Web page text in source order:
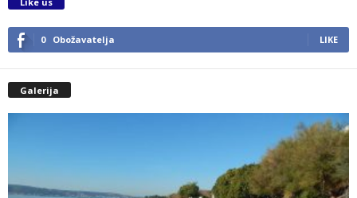
0 Obožavatelja LIKE
Galerija